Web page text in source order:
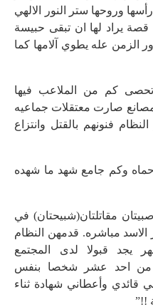
وروحها ستر النور الالهي
يراد لها ان تبقى حبيسة
الزمن عله يطوي آلامها كما
تحصى كم من الملاعب فيها
صارت معتقلات جماعيه
فنونهم بالقتل وانتزاع
حماه وكم جامع شهد ما شهده
مقاتلتان(شبيحتان) في
مباشره. قدمهن النظام
يجد قبولا لدى المجتمع
من احد عشر شخصا بنفس
قائدي وأعطاني شهادة ثناء
!!”